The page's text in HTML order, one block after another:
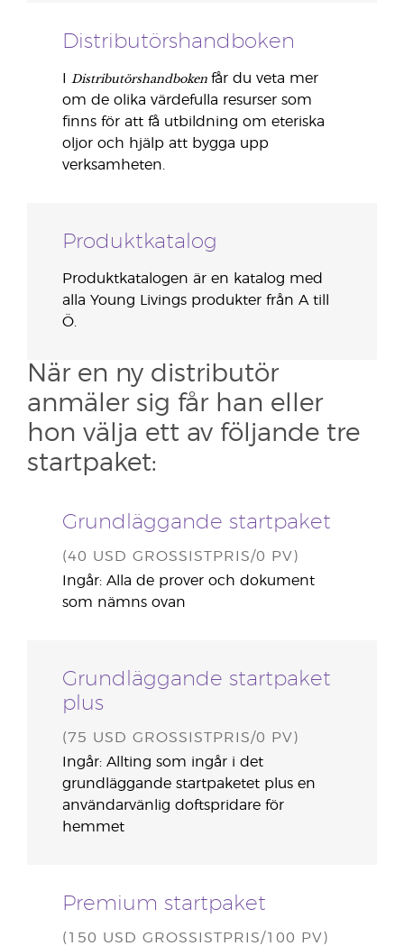
Distributörshandboken
Distributörshandboken får du veta mer
om de olika värdefulla resurser som
finns för att få utbildning om eteriska
oljor och hjälp att bygga upp
verksamheten.
Produktkatalog
Produktkatalogen är en katalog med
alla Young Livings produkter från A till
Ö.
När en ny distributör
anmäler sig får han eller
hon välja ett av följande tre
startpaket:
Grundläggande startpaket
(40 USD GROSSISTPRIS/0 PV)
Ingår: Alla de prover och dokument
som nämns ovan
Grundläggande startpaket
plus
(75 USD GROSSISTPRIS/0 PV)
Ingår: Allting som ingår i det
grundläggande startpaketet plus en
användarvänlig doftspridare för
hemmet
Premium startpaket
(150 USD GROSSISTPRIS/100 PV)